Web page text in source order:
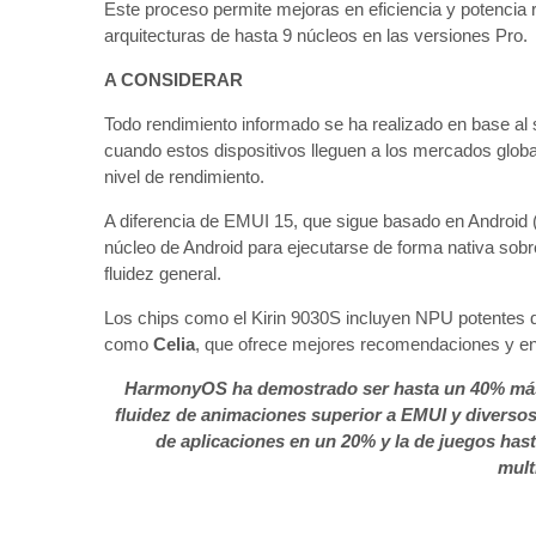
Este proceso permite mejoras en eficiencia y
arquitecturas de hasta 9 núcleos en las versiones Pro.
A CONSIDERAR
Todo rendimiento informado se ha realizado en base
cuando estos dispositivos lleguen a los mercados
nivel de rendimiento.
A diferencia de EMUI 15, que sigue basado en
núcleo de Android para ejecutarse de forma nativa
fluidez general.
Los chips como el Kirin 9030S incluyen NPU
como Celia, que ofrece mejores recomendaciones y
HarmonyOS ha demostrado ser hasta un 40%
fluidez de animaciones superior a EMUI y
de aplicaciones en un 20% y la de juegos